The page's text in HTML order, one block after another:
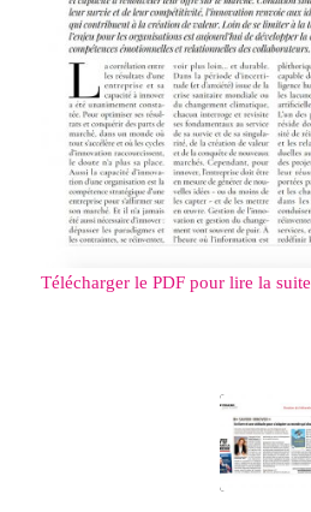
Télécharger le PDF pour lire la suite